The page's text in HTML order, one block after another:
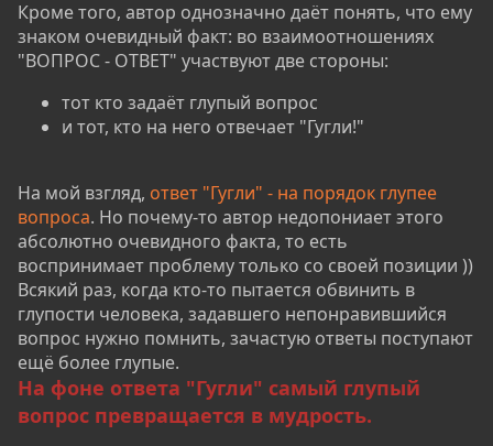
"Как мне стать специалистом по
кибербезопасности?". С таким подходом ответ один
Ещё один важный аспект – трудности с обучением и
мнению, есть две ключевые проблемы: неумение
искать информацию и неумение работать с ней.
Именно эти моменты мы сегодня и разберём.
Хочу сразу сказать: я ни в коем случае не осуждаю
новичков. Сам когда-то искал, пробовал и задавал
вопросы. Я только "за", если все будут развиваться,
помогать друг другу и поднимать технологии на
новые высоты! Но, к сожалению, большинство
новоприбывших часто проявляют
Кроме того, автор однозначно даёт понять, что ему
знаком очевидный факт: во взаимоотношениях
"ВОПРОС - ОТВЕТ" участвуют две стороны:
тот кто задаёт глупый вопрос
и тот, кто на него отвечает "Гугли!"
На мой взгляд, ответ "Гугли" - на порядок глупее
вопроса. Но почему-то автор недопониает этого
абсолютно очевидного факта, то есть
воспринимает проблему только со своей позиции ))
Всякий раз, когда кто-то пытается обвинить в
глупости человека, задавшего непонравившийся
вопрос нужно помнить, зачастую ответы поступают
ещё более глупые.
На фоне ответа "Гугли" самый глупый
вопрос превращается в мудрость.